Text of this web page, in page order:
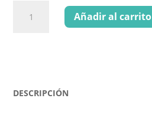
originalactual
es:
JARDIN
Añadir al carrito
DESCRIPCIÓN